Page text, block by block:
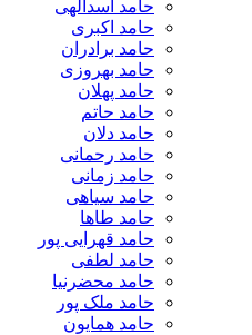
حامد اسدالهی
حامد اکبری
حامد برادران
حامد بهروزی
حامد پهلان
حامد حاتم
حامد دلان
حامد رحمانی
حامد زمانی
حامد سیاهی
حامد طاها
حامد قهرایی پور
حامد لطفی
حامد محضرنیا
حامد ملک پور
حامد همایون